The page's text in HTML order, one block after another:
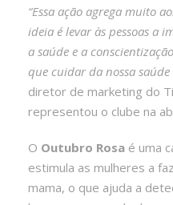
“Essa ação agrega muito
ideia é levar às pessoas a
a saúde e a
que cuidar da nossa
diretor de marketing do
representou o clube na
O Outubro Rosa é uma
estimula as mulheres a
mama, o que ajuda a